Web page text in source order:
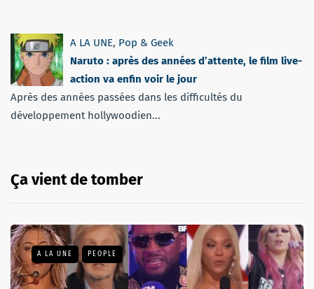
A LA UNE, Pop & Geek
Naruto : après des années d’attente, le film live-
action va enfin voir le jour
Après des années passées dans les difficultés du
développement hollywoodien...
Ça vient de tomber
A LA UNE PEOPLE